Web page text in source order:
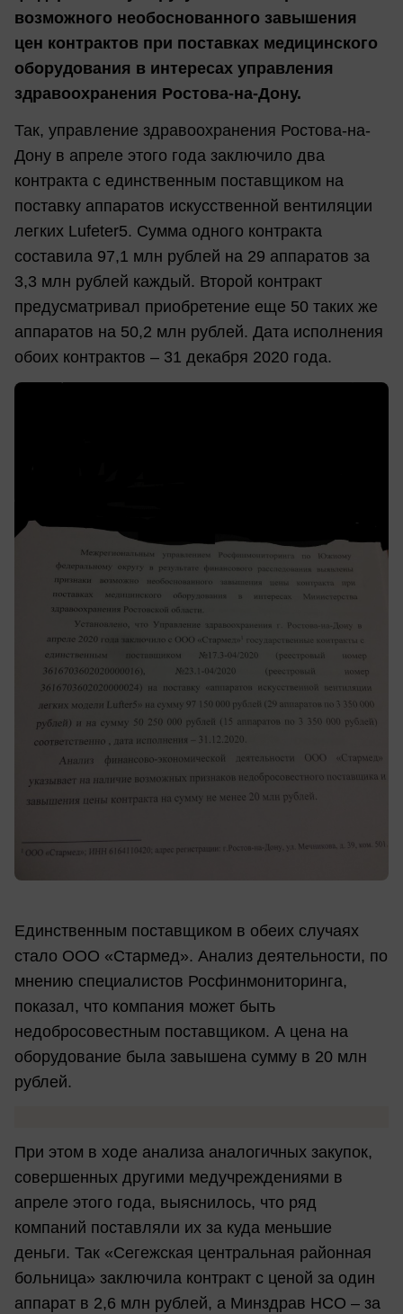
возможного необоснованного завышения
цен контрактов при поставках медицинского
оборудования в интересах управления
здравоохранения Ростова-на-Дону.
Так, управление здравоохранения Ростова-на-
Дону в апреле этого года заключило два
контракта с единственным поставщиком на
поставку аппаратов искусственной вентиляции
легких Lufeter5. Сумма одного контракта
составила 97,1 млн рублей на 29 аппаратов за
3,3 млн рублей каждый. Второй контракт
предусматривал приобретение еще 50 таких же
аппаратов на 50,2 млн рублей. Дата исполнения
обоих контрактов – 31 декабря 2020 года.
Единственным поставщиком в обеих случаях
стало ООО «Стармед». Анализ деятельности, по
мнению специалистов Росфинмониторинга,
показал, что компания может быть
недобросовестным поставщиком. А цена на
оборудование была завышена сумму в 20 млн
рублей.
При этом в ходе анализа аналогичных закупок,
совершенных другими медучреждениями в
апреле этого года, выяснилось, что ряд
компаний поставляли их за куда меньшие
деньги. Так «Сегежская центральная районная
больница» заключила контракт с ценой за один
аппарат в 2,6 млн рублей, а Минздрав НСО – за